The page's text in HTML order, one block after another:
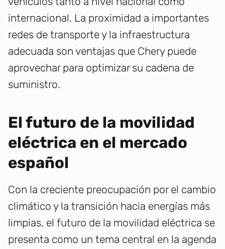
internacional. La proximidad a importantes
redes de transporte y la infraestructura
adecuada son ventajas que Chery puede
aprovechar para optimizar su cadena de
suministro.
El futuro de la movilidad
eléctrica en el mercado
español
Con la creciente preocupación por el cambio
climático y la transición hacia energías más
limpias, el futuro de la movilidad eléctrica se
presenta como un tema central en la agenda